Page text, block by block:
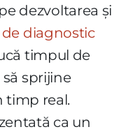
dezvoltarea și
diagnostic
timpul de
sprijine
timp real.
ca un